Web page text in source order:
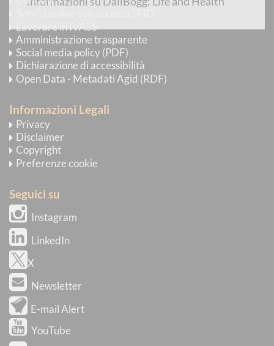
Lavorare in IVASS
Amministrazione trasparente
Social media policy (PDF)
Dichiarazione di accessibilità
Open Data - Metadati Agid (RDF)
Informazioni Legali
Privacy
Disclaimer
Copyright
Preferenze cookie
Seguici su
Instagram
LinkedIn
X
Newsletter
E-mail Alert
YouTube